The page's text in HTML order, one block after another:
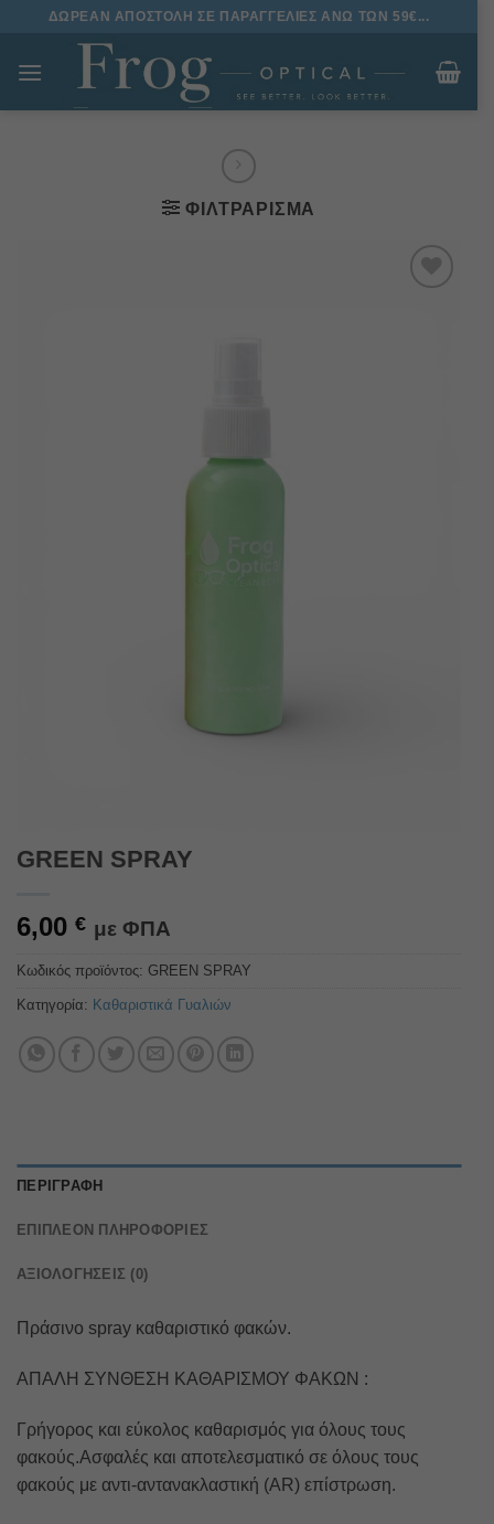
Μετάβαση
περιεχόμενο
ΔΩΡΕΑΝ ΑΠΟΣΤΟΛΗ ΣΕ ΠΑΡΑΓΓΕΛΙΕΣ ΑΝΩ ΤΩΝ 59€...
ΦΙΛΤΡΆΡΙΣΜΑ
GREEN SPRAY
6,00 € με ΦΠΑ
Κωδικός προϊόντος: GREEN SPRAY
Κατηγορία: Καθαριστικά Γυαλιών
ΠΕΡΙΓΡΑΦΉ
ΕΠΙΠΛΈΟΝ ΠΛΗΡΟΦΟΡΊΕΣ
ΑΞΙΟΛΟΓΉΣΕΙΣ (0)
Πράσινο spray καθαριστικό φακών.
ΑΠΑΛΗ ΣΥΝΘΕΣΗ ΚΑΘΑΡΙΣΜΟΥ ΦΑΚΩΝ :
Γρήγορος και εύκολος καθαρισμός για όλους τους
φακούς.Ασφαλές και αποτελεσματικό σε όλους τους
φακούς με αντι-αντανακλαστική (AR) επίστρωση.